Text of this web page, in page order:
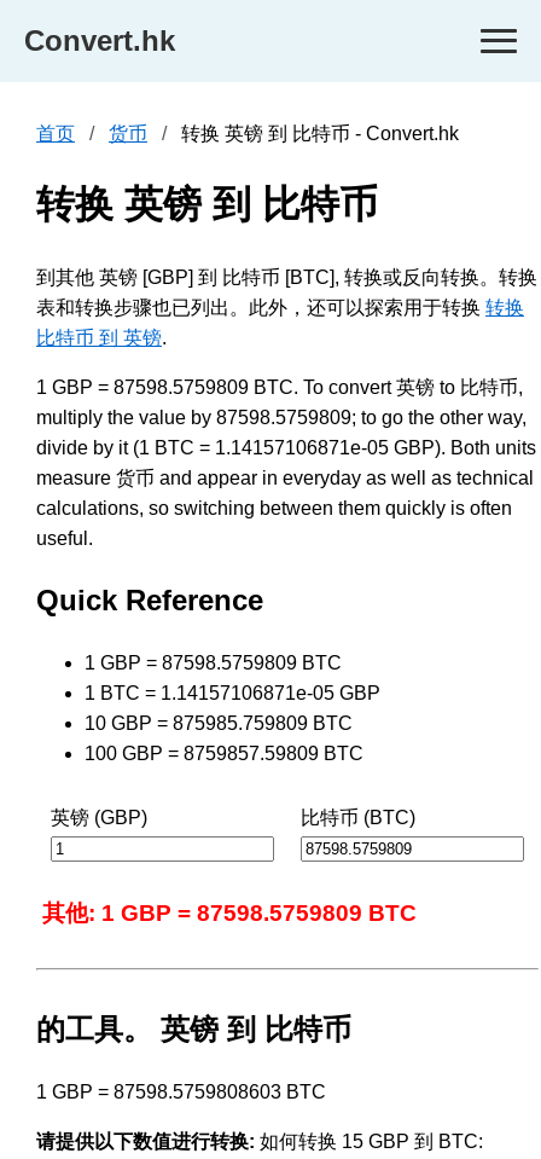
Convert.hk
首页 货币 转换 英镑 到 比特币 - Convert.hk
转换 英镑 到 比特币
到其他 英镑 [GBP] 到 比特币 [BTC], 转换或反向转换。转换
表和转换步骤也已列出。此外，还可以探索用于转换 转换
比特币 到 英镑.
1 GBP = 87598.5759809 BTC. To convert 英镑 to 比特币,
multiply the value by 87598.5759809; to go the other way,
divide by it (1 BTC = 1.14157106871e-05 GBP). Both units
measure 货币 and appear in everyday as well as technical
calculations, so switching between them quickly is often
useful.
Quick Reference
1 GBP = 87598.5759809 BTC
1 BTC = 1.14157106871e-05 GBP
10 GBP = 875985.759809 BTC
100 GBP = 8759857.59809 BTC
英镑 (GBP) 比特币 (BTC)
其他: 1 GBP = 87598.5759809 BTC
的工具。 英镑 到 比特币
1 GBP = 87598.5759808603 BTC
请提供以下数值进行转换: 如何转换 15 GBP 到 BTC: